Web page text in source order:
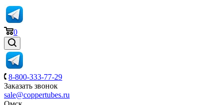
0
8-800-333-77-29
Заказать звонок
sale@coppertubes.ru